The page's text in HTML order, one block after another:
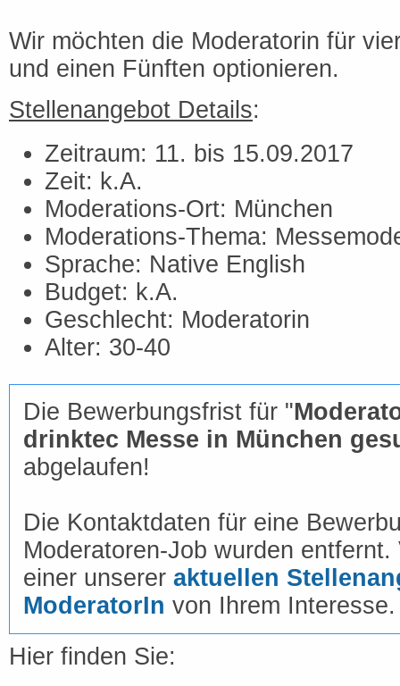
Wir möchten die Moderatorin für
und einen Fünften optionieren.
Stellenangebot Details:
Zeitraum: 11. bis 15.09.2017
Zeit: k.A.
Moderations-Ort: München
Moderations-Thema:
Sprache: Native English
Budget: k.A.
Geschlecht: Moderatorin
Alter: 30-40
Die Bewerbungsfrist für "
drinktec Messe in München
abgelaufen!
Die Kontaktdaten für eine
Moderatoren-Job wurden
einer unserer aktuellen
ModeratorIn von Ihrem Interesse.
Hier finden Sie: